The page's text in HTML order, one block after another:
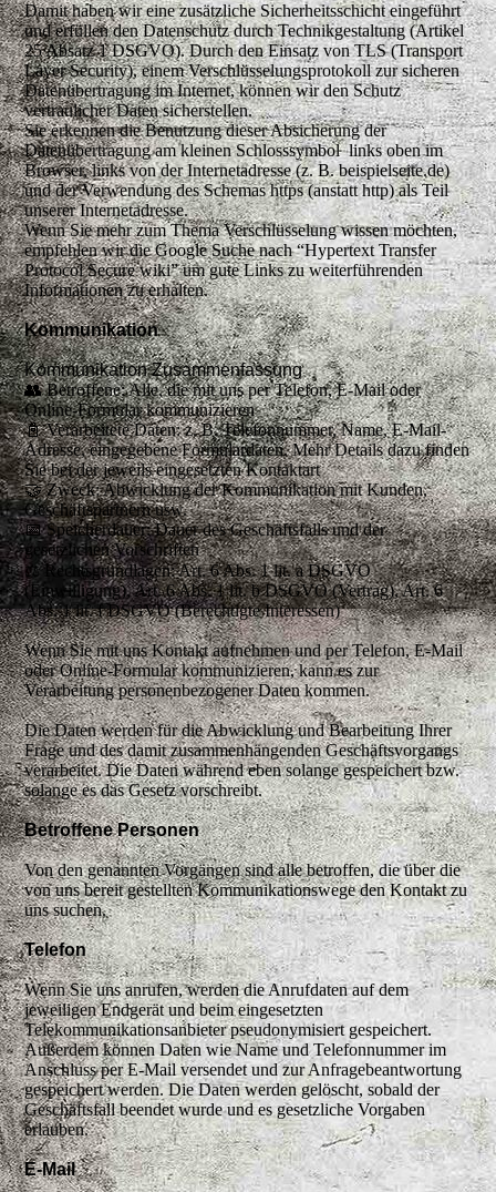
Damit haben wir eine zusätzliche Sicherheitsschicht eingeführt
und erfüllen den Datenschutz durch Technikgestaltung (Artikel
25 Absatz 1 DSGVO). Durch den Einsatz von TLS (Transport
Layer Security), einem Verschlüsselungsprotokoll zur sicheren
Datenübertragung im Internet, können wir den Schutz
vertraulicher Daten sicherstellen.
Sie erkennen die Benutzung dieser Absicherung der
Datenübertragung am kleinen Schlosssymbol links oben im
Browser, links von der Internetadresse (z. B. beispielseite.de)
und der Verwendung des Schemas https (anstatt http) als Teil
unserer Internetadresse.
Wenn Sie mehr zum Thema Verschlüsselung wissen möchten,
empfehlen wir die Google Suche nach “Hypertext Transfer
Protocol Secure wiki” um gute Links zu weiterführenden
Informationen zu erhalten.
Kommunikation
Kommunikation Zusammenfassung
👥 Betroffene: Alle, die mit uns per Telefon, E-Mail oder
Online-Formular kommunizieren
📓 Verarbeitete Daten: z. B. Telefonnummer, Name, E-Mail-
Adresse, eingegebene Formulardaten. Mehr Details dazu finden
Sie bei der jeweils eingesetzten Kontaktart
🤝 Zweck: Abwicklung der Kommunikation mit Kunden,
Geschäftspartnern usw.
📅 Speicherdauer: Dauer des Geschäftsfalls und der
gesetzlichen Vorschriften
⚖️ Rechtsgrundlagen: Art. 6 Abs. 1 lit. a DSGVO
(Einwilligung), Art. 6 Abs. 1 lit. b DSGVO (Vertrag), Art. 6
Abs. 1 lit. f DSGVO (Berechtigte Interessen)
Wenn Sie mit uns Kontakt aufnehmen und per Telefon, E-Mail
oder Online-Formular kommunizieren, kann es zur
Verarbeitung personenbezogener Daten kommen.
Die Daten werden für die Abwicklung und Bearbeitung Ihrer
Frage und des damit zusammenhängenden Geschäftsvorgangs
verarbeitet. Die Daten während eben solange gespeichert bzw.
solange es das Gesetz vorschreibt.
Betroffene Personen
Von den genannten Vorgängen sind alle betroffen, die über die
von uns bereit gestellten Kommunikationswege den Kontakt zu
uns suchen.
Telefon
Wenn Sie uns anrufen, werden die Anrufdaten auf dem
jeweiligen Endgerät und beim eingesetzten
Telekommunikationsanbieter pseudonymisiert gespeichert.
Außerdem können Daten wie Name und Telefonnummer im
Anschluss per E-Mail versendet und zur Anfragebeantwortung
gespeichert werden. Die Daten werden gelöscht, sobald der
Geschäftsfall beendet wurde und es gesetzliche Vorgaben
erlauben.
E-Mail